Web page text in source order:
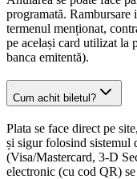
programată. Rambursare
termenul menționat,
pe același card utilizat la
banca emitentă).
Cum achit biletul?
Plata se face direct pe
și sigur folosind sistemul
(Visa/Mastercard, 3-D
electronic (cu cod QR)